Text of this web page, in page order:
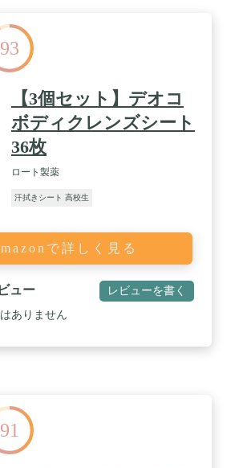
93
【3個セット】デオコ
ボディクレンズシート
36枚
ロート製薬
汗拭きシート 高校生
で詳しく見る
ュー レビューを書く
ありません
91